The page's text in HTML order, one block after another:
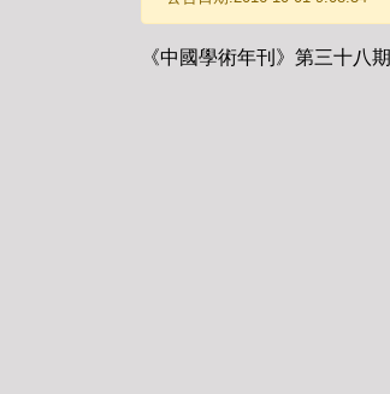
《中國學術年刊》第三十八